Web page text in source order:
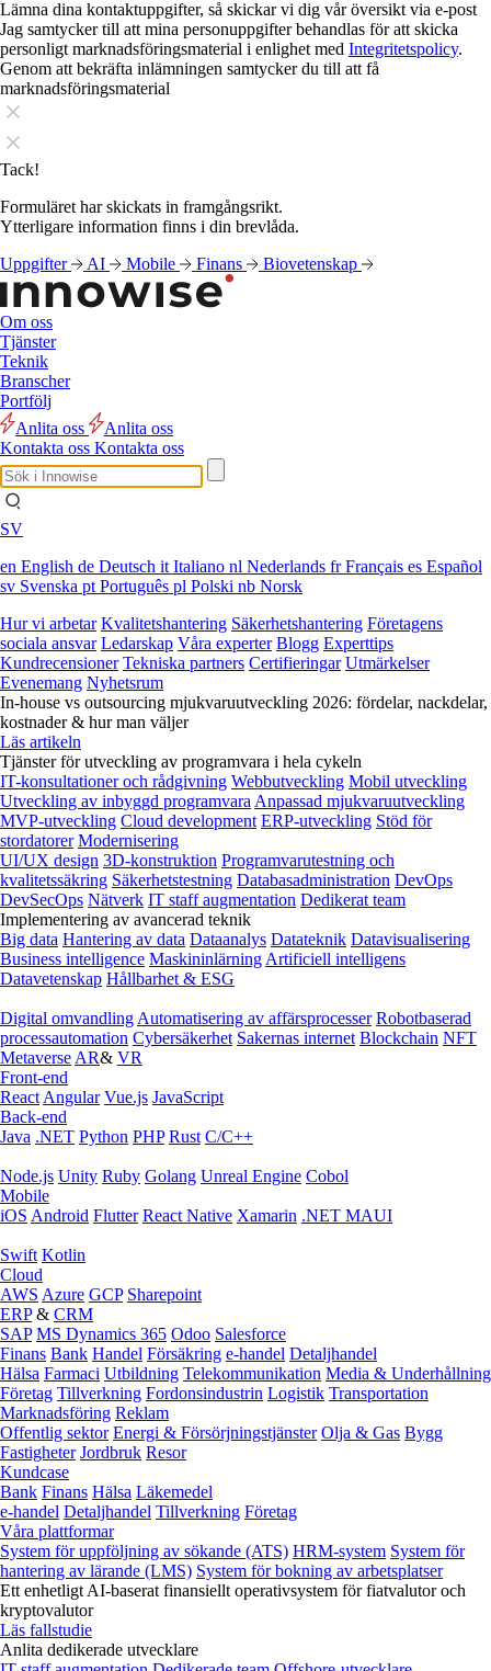
Lämna dina kontaktuppgifter, så skickar vi dig vår översikt via e-post
Jag samtycker till att mina personuppgifter behandlas för att skicka
personligt marknadsföringsmaterial i enlighet med Integritetspolicy.
Genom att bekräfta inlämningen samtycker du till att få
marknadsföringsmaterial
Tack!
Formuläret har skickats in framgångsrikt.
Ytterligare information finns i din brevlåda.
Uppgifter
AI Mobile Finans Biovetenskap
Om oss
Tjänster
Teknik
Branscher
Portfölj
Anlita oss
Anlita oss
Kontakta oss Kontakta oss
SV
en English de Deutsch it Italiano nl Nederlands frFrançais es Español
sv Svenska pt Português pl Polski nb Norsk
Hur vi arbetar Kvalitetshantering Säkerhetshantering Företagens
sociala ansvar Ledarskap Våra experter Blogg Experttips
Kundrecensioner Tekniska partners Certifieringar Utmärkelser
Evenemang Nyhetsrum
In-house vs outsourcing mjukvaruutveckling 2026: fördelar, nackdelar,
kostnader & hur man väljer
Läs artikeln
Tjänster för utveckling av programvara i hela cykeln
IT-konsultationer och rådgivning Webbutveckling Mobil utveckling
Utveckling av inbyggd programvara Anpassad mjukvaruutveckling
MVP-utveckling Cloud development ERP-utveckling Stöd för
stordatorer Modernisering
UI/UX design 3D-konstruktion Programvarutestning och
kvalitetssäkring Säkerhetstestning Databasadministration DevOps
DevSecOps Nätverk IT staff augmentation Dedikerat team
Implementering av avancerad teknik
Big data Hantering av data Dataanalys Datateknik Datavisualisering
Business intelligence Maskininlärning Artificiell intelligens
Datavetenskap Hållbarhet & ESG
Digital omvandling Automatisering av affärsprocesser Robotbaserad
processautomation Cybersäkerhet Sakernas internet Blockchain NFT
Metaverse AR& VR
Front-end
React Angular Vue.js JavaScript
Back-end
Java .NET Python PHP Rust C/C++
Node.js Unity Ruby Golang Unreal Engine Cobol
Mobile
iOS Android Flutter React Native Xamarin .NET MAUI
Swift Kotlin
Cloud
AWS Azure GCP Sharepoint
ERP& CRM
SAP MS Dynamics 365 Odoo Salesforce
Finans Bank Handel Försäkring e‑handel Detaljhandel
Hälsa Farmaci Utbildning Telekommunikation Media & Underhållning
Företag Tillverkning Fordonsindustrin Logistik Transportation
Marknadsföring Reklam
Offentlig sektor Energi & Försörjningstjänster Olja & Gas Bygg
Fastigheter Jordbruk Resor
Kundcase
Bank Finans Hälsa Läkemedel
e‑handel Detaljhandel Tillverkning Företag
Våra plattformar
System för uppföljning av sökande (ATS) HRM-system System för
hantering av lärande (LMS) System för bokning av arbetsplatser
Ett enhetligt AI-baserat finansiellt operativsystem för fiatvalutor och
kryptovalutor
Läs fallstudie
Anlita dedikerade utvecklare